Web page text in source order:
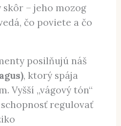
– jeho mozog
čo poviete a čo
posilňujú náš
, ktorý spája
Vyšší „vágový tón“
regulovať